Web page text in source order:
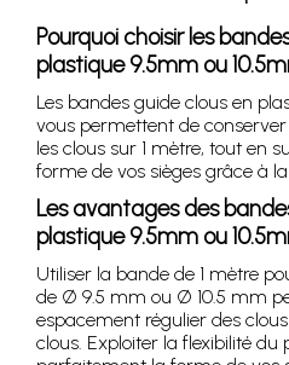
Pourquoi choisir les
plastique 9.5mm ou
Les bandes guide clous en
vous permettent de
les clous sur 1 mètre, tout en
forme de vos sièges grâce à
Les avantages des
plastique 9.5mm ou
Utiliser la bande de 1 mètre
de Ø 9.5 mm ou Ø 10.5 mm
espacement régulier des
clous. Exploiter la flexibilité